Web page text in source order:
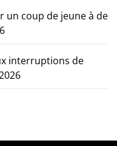
un coup de jeune à de
interruptions de